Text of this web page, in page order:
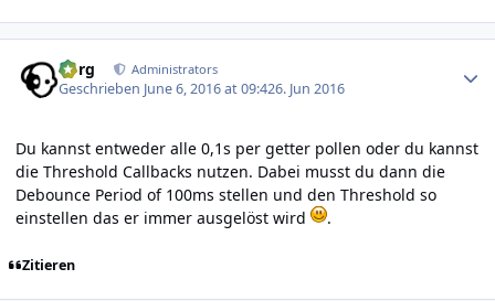
borg Administrators
Geschrieben June 6, 2016 at 09:426. Jun 2016
Du kannst entweder alle 0,1s per getter pollen oder du kannst
die Threshold Callbacks nutzen. Dabei musst du dann die
Debounce Period of 100ms stellen und den Threshold so
einstellen das er immer ausgelöst wird
.
Zitieren